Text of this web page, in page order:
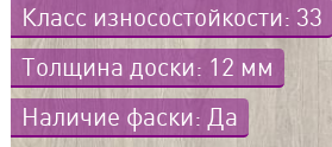
Класс износостойкости: 33
Толщина доски: 12 мм
Наличие фаски: Да